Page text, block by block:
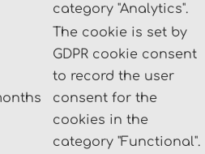
category "Analytics".
The cookie is set by
GDPR cookie consent
to record the user
consent for the
cookies in the
category "Functional".